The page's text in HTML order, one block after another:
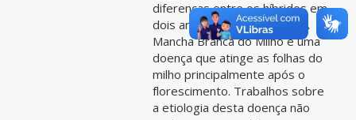
diferenças entre os híbridos em
dois ambientes estudados A
Mancha Branca do Milho é uma
doença que atinge as folhas do
milho principalmente após o
florescimento. Trabalhos sobre
a etiologia desta doença não